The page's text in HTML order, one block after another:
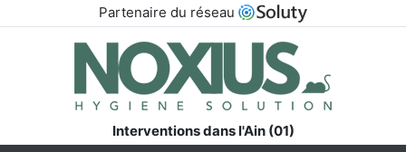
Partenaire du réseau
Interventions dans l'Ain (01)